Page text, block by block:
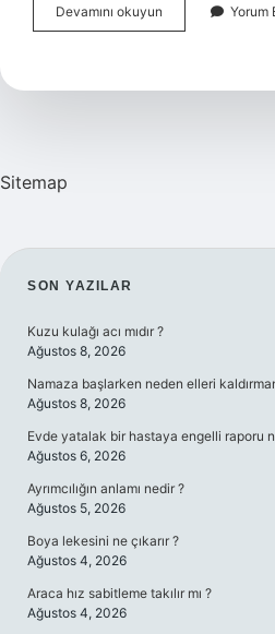
Devamını okuyun
Böreği
Yorum
Sitemap
SIDEBAR
SON YAZILAR
Kuzu kulağı acı mıdır ?
Ağustos 8, 2026
Namaza başlarken neden elleri
Ağustos 8, 2026
Evde yatalak bir hastaya engelli raporu
Ağustos 6, 2026
Ayrımcılığın anlamı nedir ?
Ağustos 5, 2026
Boya lekesini ne çıkarır ?
Ağustos 4, 2026
Araca hız sabitleme takılır mı ?
Ağustos 4, 2026